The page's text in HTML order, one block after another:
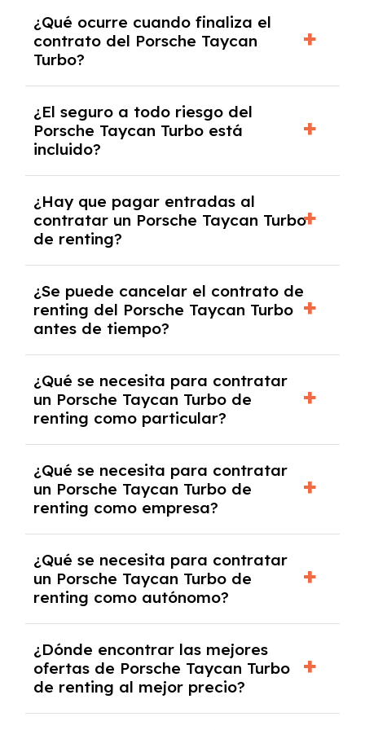
contrato y puede variar entre 10,000 y
30,000 km anuales. Si excedes ese límite,
puede haber un cargo adicional.
¿Qué ocurre cuando finaliza el
contrato del Porsche Taycan
Turbo?
coche, renovarlo por uno nuevo o, en algunos
casos, comprarlo a un precio previamente
acordado.
¿El seguro a todo riesgo del
Porsche Taycan Turbo está
incluido?
Taycan Turbo con el seguro a todo riesgo sin
franquicia incluido dentro de las cuotas
mensuales.
¿Hay que pagar entradas al
contratar un Porsche Taycan Turbo
de renting?
tendrás que pagar ningún tipo de entrada
salvo en casos que lo exija el proveedor
debido al resultado del estudio de viabilidad
económica.
¿Se puede cancelar el contrato de
renting del Porsche Taycan Turbo
antes de tiempo?
pero puede haber penalizaciones por
cancelación anticipada. Es importante revisar
las condiciones del contrato y hablar con un
experto que te asesore.
¿Qué se necesita para contratar
un Porsche Taycan Turbo de
renting como particular?
y, en algunos casos, una consulta de solvencia
crediticia y un pago inicial.
¿Qué se necesita para contratar
un Porsche Taycan Turbo de
renting como empresa?
documentación financiera y, en algunos
casos, un informe de solvencia de la empresa
y un pago inicial.
¿Qué se necesita para contratar
un Porsche Taycan Turbo de
renting como autónomo?
autónomos, justificante de ingresos y, en
algunos casos, un informe fiscal y un pago
inicial.
¿Dónde encontrar las mejores
ofertas de Porsche Taycan Turbo
de renting al mejor precio?